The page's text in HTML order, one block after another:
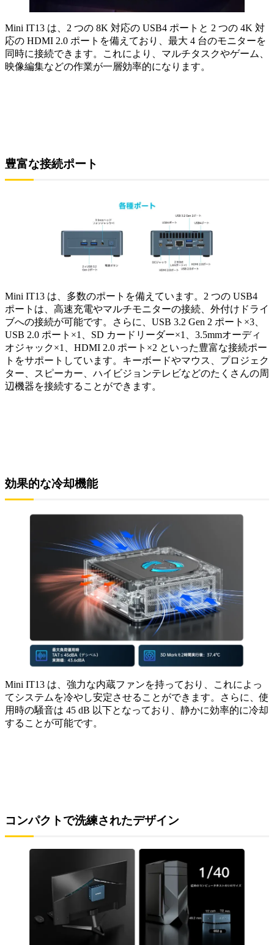
Mini IT13 は、2 つの 8K 対応の USB4 ポートと 2 つの 4K 対
応の HDMI 2.0 ポートを備えており、最大 4 台のモニターを
同時に接続できます。これにより、マルチタスクやゲーム、
映像編集などの作業が一層効率的になります。
豊富な接続ポート
Mini IT13 は、多数のポートを備えています。2 つの USB4
ポートは、高速充電やマルチモニターの接続、外付けドライ
ブへの接続が可能です。さらに、USB 3.2 Gen 2 ポート×3、
USB 2.0 ポート×1、SD カードリーダー×1、3.5mmオーディ
オジャック×1、HDMI 2.0 ポート×2 といった豊富な接続ポー
トをサポートしています。キーボードやマウス、プロジェク
ター、スピーカー、ハイビジョンテレビなどのたくさんの周
辺機器を接続することができます。
効果的な冷却機能
Mini IT13 は、強力な内蔵ファンを持っており、これによっ
てシステムを冷やし安定させることができます。さらに、使
用時の騒音は 45 dB 以下となっており、静かに効率的に冷却
することが可能です。
コンパクトで洗練されたデザイン